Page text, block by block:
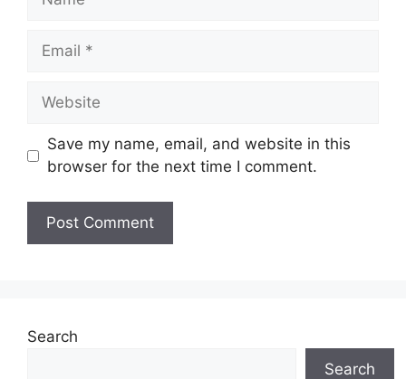
Email
Website
Save my name, email, and website in this
browser for the next time I comment.
Search
Search